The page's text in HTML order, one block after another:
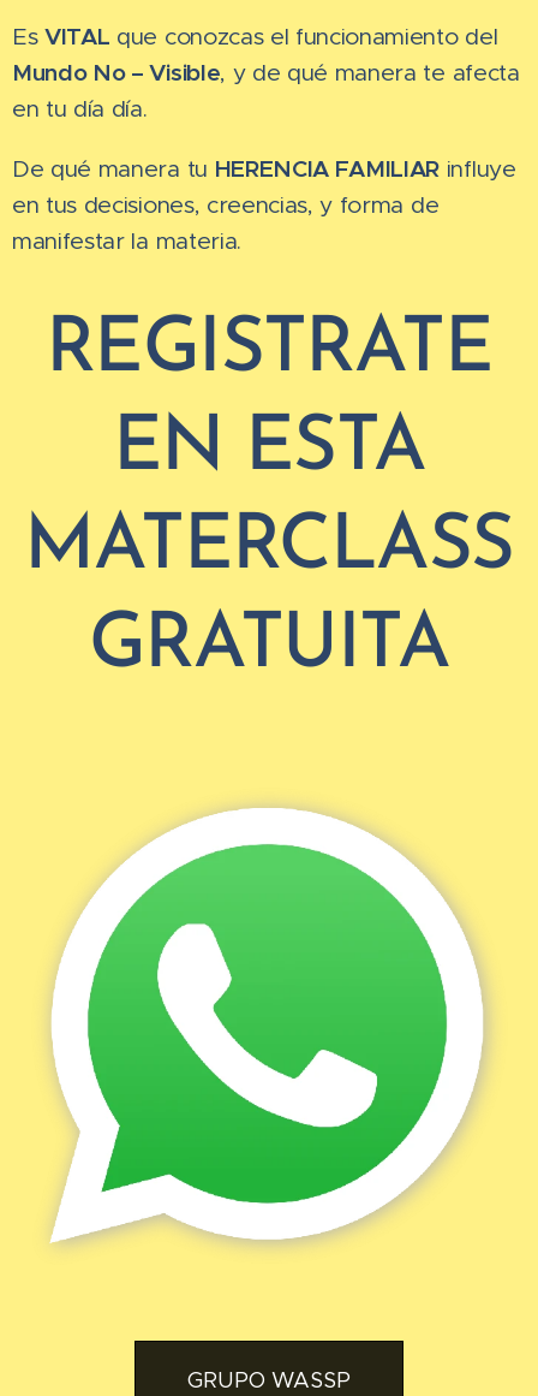
EsVITAL que conozcas el funcionamiento del
Mundo No – Visible, y de qué manera te afecta
en tu día día.
De qué manera tu HERENCIA FAMILIAR influye
en tus decisiones, creencias, y forma de
manifestar la materia.
REGISTRATE
EN ESTA
MATERCLASS
GRATUITA
GRUPO WASSP